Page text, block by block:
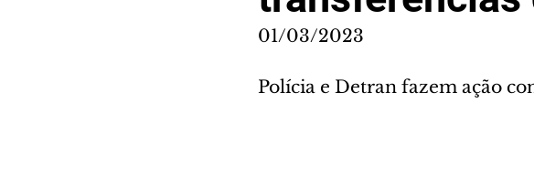
01/03/2023
Polícia e Detran fazem ação